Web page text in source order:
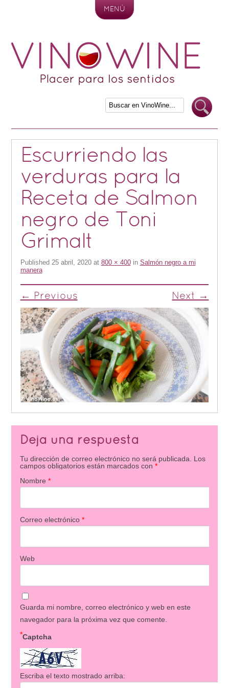
MENÚ
Escurriendo las
verduras para la
Receta de Salmon
negro de Toni
Grimalt
Published 25 abril, 2020at 800 × 400in Salmón negro a mi
manera
← Previous Next →
Deja una respuesta
Tu dirección de correo electrónico no será publicada.
Los
campos obligatorios están marcados con *
Nombre *
Correo electrónico *
Web
Guarda mi nombre, correo electrónico y web en este
navegador para la próxima vez que comente.
Captcha
*
Escriba el texto mostrado arriba: